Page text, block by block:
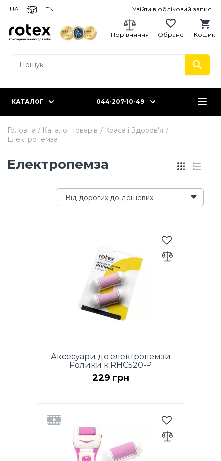
UA EN Увійти в обліковий запис
Кошик
Обране
Порівняння
КАТАЛОГ 044-207-10-49
Головна Каталог товарів
Краса і Здоров'я
Електропемза
Електропемза
Від дорогих до дешевих
Аксесуари до електропемзи
Ролики к RHC520-P
229 грн
полірування до електропемзи
RHC520-P